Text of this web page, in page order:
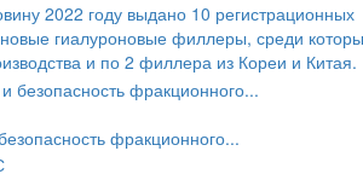
2022 году выдано 10 регистрационных
гиалуроновые филлеры, среди
и по 2 филлера из Кореи и Китая.
фракционного...